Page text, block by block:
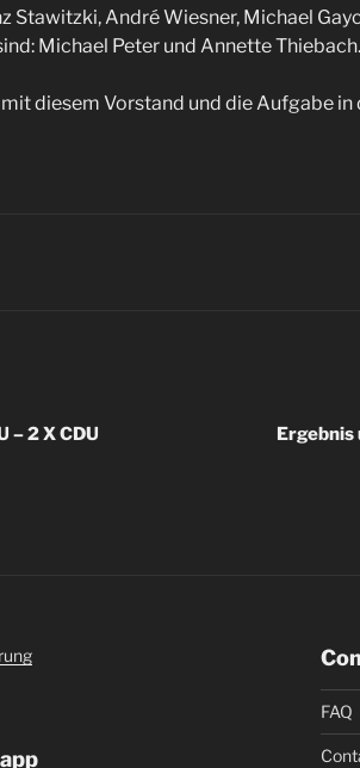
Stawitzki, André Wiesner, Michael
Michael Peter und Annette Thiebach.
diesem Vorstand und die Aufgabe in
– 2 X CDU
FAQ